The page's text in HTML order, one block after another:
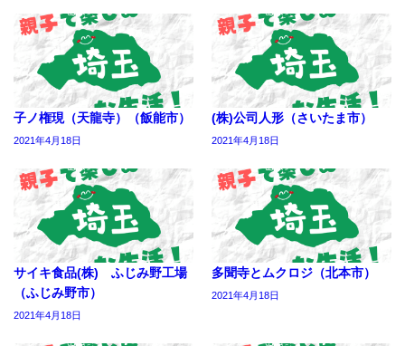
子ノ権現（天龍寺）（飯能市）
2021年4月18日
(株)公司人形（さいたま市）
2021年4月18日
サイキ食品(株) ふじみ野工場
（ふじみ野市）
2021年4月18日
多聞寺とムクロジ（北本市）
2021年4月18日